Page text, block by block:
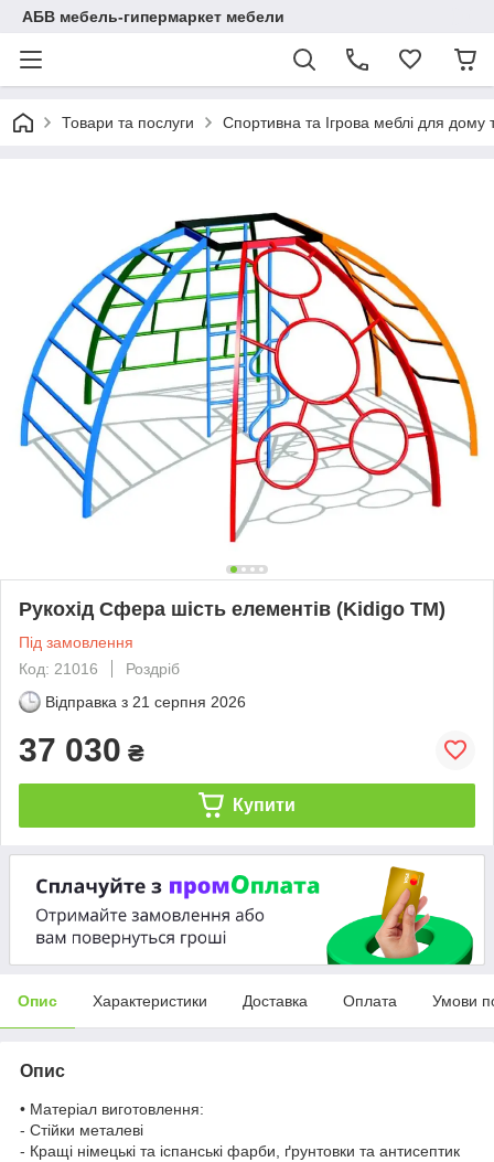
АБВ мебель-гипермаркет мебели
Товари та послуги Спортивна та Ігрова меблі для дому
Рукохід Сфера шість елементів (Kidigo ТМ)
Під замовлення
Код: 21016
Роздріб
Відправка з 21 серпня 2026
37 030 ₴
Купити
Опис Характеристики Доставка Оплата Умови
Опис
• Матеріал виготовлення:
- Стійки металеві
- Кращі німецькі та іспанські фарби, ґрунтовки та антисептик